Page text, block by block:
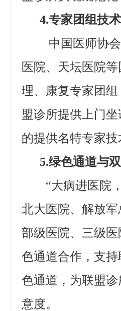
4.专家团组技术
中国医师协会
医院、天坛医院
理、康复专家团
盟诊所提供上门
的提供名特专家
5.绿色通道与双
“大病进医院，
北大医院、解放
部级医院、三级
色通道合作，支
色通道，为联盟
意度。